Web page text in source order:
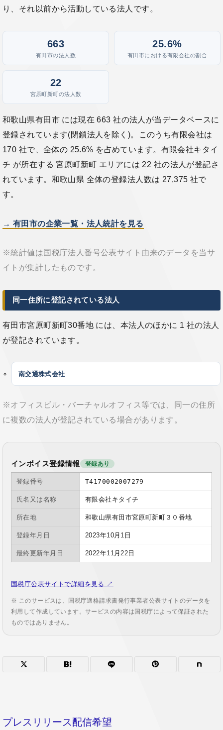
り、それ以前から活動している法人です。
663
有田市の法人数
25.6%
有田市における有限会社の割合
22
宮原町新町の法人数
和歌山県有田市 には現在 663 社の法人が当データベースに
登録されています(閉鎖法人を除く)。このうち有限会社は
170 社で、全体の 25.6% を占めています。有限会社キタイ
チ が所在する 宮原町新町 エリアには 22 社の法人が登記さ
れています。和歌山県 全体の登録法人数は 27,375 社で
す。
→ 有田市の企業一覧・法人統計を見る
※統計値は国税庁法人番号公表サイト由来のデータを当サ
イトが集計したものです。
同一住所に登記されている法人
有田市宮原町新町30番地 には、本法人のほかに 1 社の法人
が登記されています。
南交通株式会社
※オフィスビル・バーチャルオフィス等では、同一の住所
に複数の法人が登記されている場合があります。
インボイス登録情報 登録あり
登録番号 T4170002007279
氏名又は名称 有限会社キタイチ
所在地 和歌山県有田市宮原町新町３０番地
登録年月日 2023年10月1日
最終更新年月日 2022年11月22日
国税庁公表サイトで詳細を見る ↗
※ このサービスは、国税庁適格請求書発行事業者公表サイトのデータを
利用して作成しています。サービスの内容は国税庁によって保証された
ものではありません。
プレスリリース配信希望